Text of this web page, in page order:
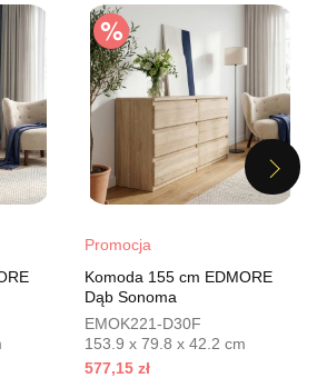
189,00 zł
sprzedawcy z ostatnich 30 dni 189,00 zł
Wybierz
MEBLOSTYL
09:00-14:00
Promocja
Komoda 155 cm EDMORE
Dąb Sonoma
EMOK221-D30F
153.9 x 79.8 x 42.2 cm
577,15 zł
Next